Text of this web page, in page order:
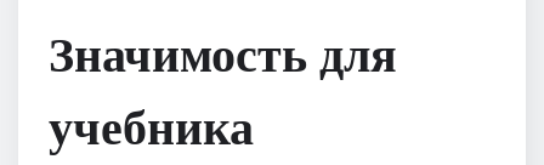
Значимость для
учебника